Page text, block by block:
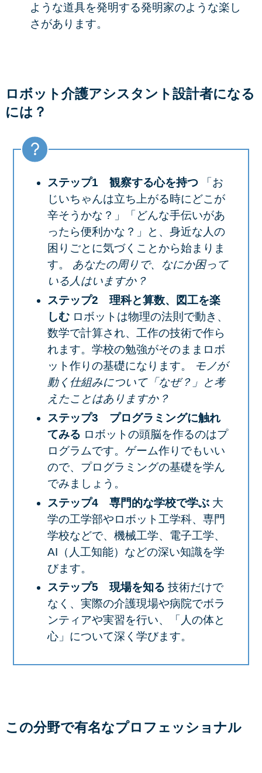
ような道具を発明する発明家のような楽し
さがあります。
ロボット介護アシスタント設計者になる
には？
ステップ1 観察する心を持つ「お
じいちゃんは立ち上がる時にどこが
辛そうかな？」「どんな手伝いがあ
ったら便利かな？」と、身近な人の
困りごとに気づくことから始まりま
す。 あなたの周りで、なにか困って
いる人はいますか？
ステップ2 理科と算数、図工を楽
しむロボットは物理の法則で動き、
数学で計算され、工作の技術で作ら
れます。学校の勉強がそのままロボ
ット作りの基礎になります。
モノが
動く仕組みについて「なぜ？」と考
えたことはありますか？
ステップ3 プログラミングに触れ
てみる ロボットの頭脳を作るのはプ
ログラムです。ゲーム作りでもいい
ので、プログラミングの基礎を学ん
でみましょう。
ステップ4 専門的な学校で学ぶ大
学の工学部やロボット工学科、専門
学校などで、機械工学、電子工学、
AI（人工知能）などの深い知識を学
びます。
ステップ5 現場を知る 技術だけで
なく、実際の介護現場や病院でボラ
ンティアや実習を行い、「人の体と
心」について深く学びます。
この分野で有名なプロフェッショナル